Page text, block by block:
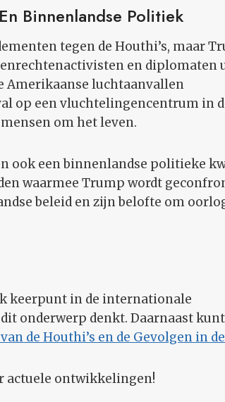
Binnenlandse Politiek
tegen de Houthi’s, maar
en diplomaten
Amerikaanse luchtaanvallen
op een vluchtelingencentrum in
om het leven.
ook een binnenlandse politieke
waarmee Trump wordt
beleid en zijn belofte om
keerpunt in de internationale
onderwerp denkt. Daarnaast
de Houthi’s en de Gevolgen in
actuele ontwikkelingen!